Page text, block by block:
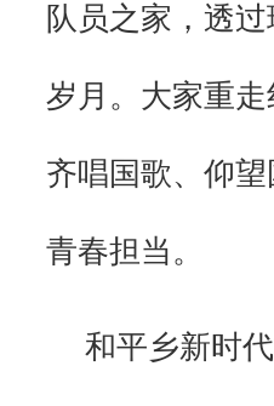
队员之家，透
岁月。大家重
齐唱国歌、仰
青春担当。
和平乡新时